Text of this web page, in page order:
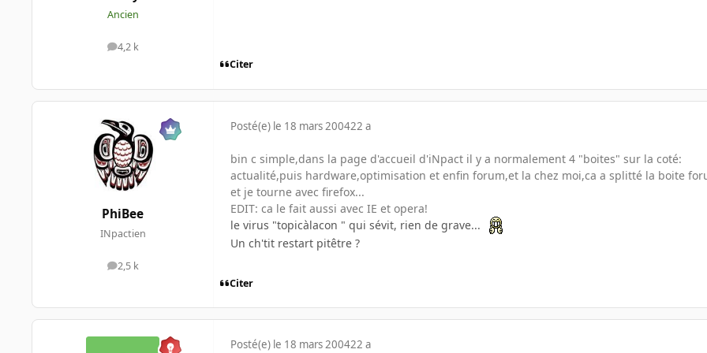
Ancien
4,2 k
messages
Citer
PhiBee
INpactien
2,5 k
messages
Posté(e) le 18 mars 200422 a
bin c simple,dans la page d'accueil d'iNpact il y a normalement 4 "boites" sur la coté:
actualité,puis hardware,optimisation et enfin forum,et la chez moi,ca a splitté la boite
et je tourne avec firefox...
EDIT: ca le fait aussi avec IE et opera!
le virus "topicàlacon " qui sévit, rien de grave...
Un ch'tit restart pitêtre ?
Citer
Posté(e) le 18 mars 200422 a